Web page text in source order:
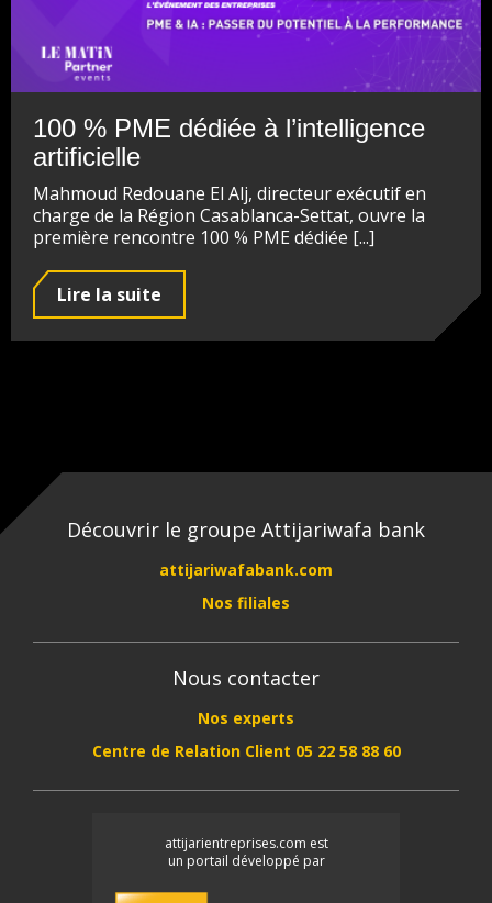
100 % PME dédiée à l’intelligence
artificielle
Mahmoud Redouane El Alj, directeur exécutif en
charge de la Région Casablanca-Settat, ouvre la
première rencontre 100 % PME dédiée [...]
Lire la suite
Découvrir le groupe Attijariwafa bank
attijariwafabank.com
Nos filiales
Nous contacter
Nos experts
Centre de Relation Client 05 22 58 88 60
attijarientreprises.com est
un portail développé par